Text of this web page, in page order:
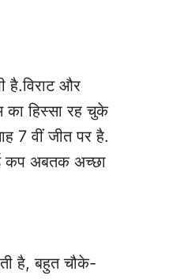
है.विराट और
का हिस्सा रह चुके
7 वीं जीत पर है.
कप अबतक अच्छा
है, बहुत चौके-